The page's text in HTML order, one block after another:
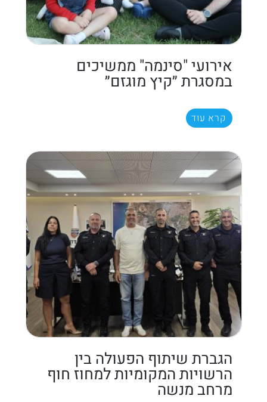
אירועי "סינמה" ממשיכים
במסגרת ״קיץ מוגזם״
קרא עוד
הגברת שיתוף הפעולה בין
הרשויות המקומיות למחוז חוף
מרחב מנשה